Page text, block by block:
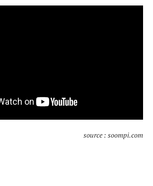
source : soompi.com